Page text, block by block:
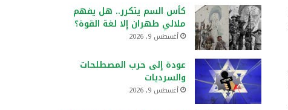
كأس السم يتكرر.. هل يفهم
ملالي طهران إلا لغة القوة؟
أغسطس 9, 2026
عودة إلى حرب المصطلحات
والسرديات
أغسطس 9, 2026